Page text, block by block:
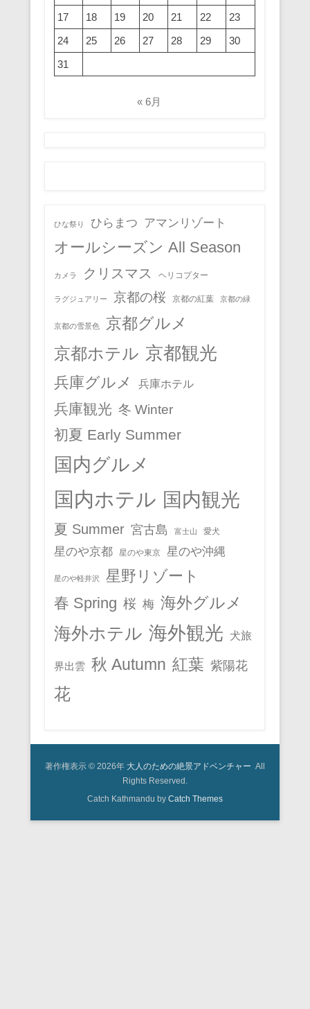
17
18 19 20 21 22
23
24
25 26 27 28 29
30
31
« 6月
ひな祭り ひらまつ アマンリゾート
オールシーズン All Season
カメラ クリスマス ヘリコプター
ラグジュアリー 京都の桜 京都の紅葉 京都の緑
京都の雪景色 京都グルメ
京都ホテル 京都観光
兵庫グルメ 兵庫ホテル
兵庫観光 冬 Winter
初夏 Early Summer
国内グルメ
国内ホテル 国内観光
夏 Summer 宮古島 富士山 愛犬
星のや京都 星のや東京 星のや沖縄
星のや軽井沢
星野リゾート
春 Spring 桜 梅 海外グルメ
海外ホテル 海外観光 犬旅
界出雲 秋 Autumn 紅葉 紫陽花
花
著作権表示 © 2026年 大人のための絶景アドベンチャー All
Rights Reserved.
Catch Kathmandu by Catch Themes